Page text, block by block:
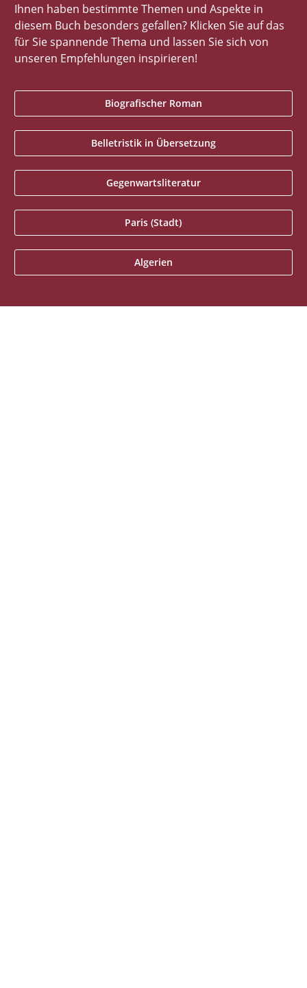
Ihnen haben bestimmte Themen und Aspekte in
diesem Buch besonders gefallen? Klicken Sie auf das
für Sie spannende Thema und lassen Sie sich von
unseren Empfehlungen inspirieren!
Biografischer Roman
Belletristik in Übersetzung
Gegenwartsliteratur
Paris (Stadt)
Algerien